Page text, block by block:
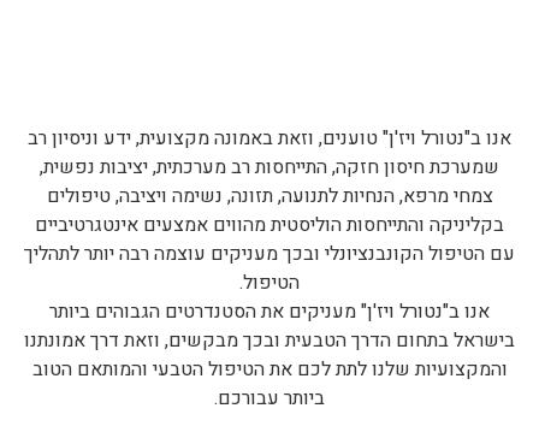
אנו ב"נטורל ויז'ן" טוענים, וזאת באמונה מקצועית, ידע וניסיון רב
שמערכת חיסון חזקה, התייחסות רב מערכתית, יציבות נפשית,
צמחי מרפא, הנחיות לתנועה, תזונה, נשימה ויציבה, טיפולים
בקליניקה והתייחסות הוליסטית מהווים אמצעים אינטגרטיביים
עם הטיפול הקונבנציונלי ובכך מעניקים עוצמה רבה יותר לתהליך
הטיפול.
אנו ב"נטורל ויז'ן" מעניקים את הסטנדרטים הגבוהים ביותר
בישראל בתחום הדרך הטבעית ובכך מבקשים, וזאת דרך אמונתנו
והמקצועיות שלנו לתת לכם את הטיפול הטבעי והמותאם הטוב
ביותר עבורכם.